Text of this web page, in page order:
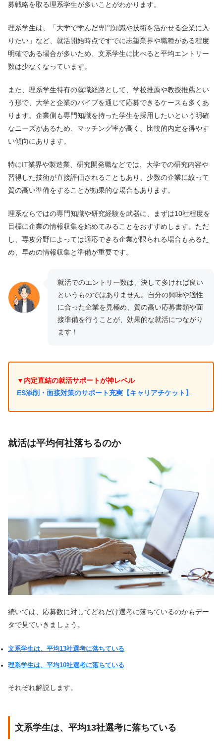
募戦略を取る理系学生が多いことがわかります。
理系学生は、「大学で学んだ専門知識や技術を活かせる企業に入
りたい」など、就活開始時点ですでに志望業界や職種がある程度
明確である場合が多いため、文系学生に比べると平均エントリー
数は少なくなっています。
また、理系学生特有の就職経路として、学校推薦や教授推薦とい
う形で、大学と企業のパイプを通じて応募できるケースも多くあ
ります。企業側も専門知識を持った学生を採用したいという明確
なニーズがあるため、マッチング率が高く、比較的内定を得やす
い傾向にあります。
特にIT業界や製造業、研究開発職などでは、大学での研究内容や
習得した技術が直接評価されることもあり、少数の企業に絞って
質の高い準備をすることが効果的な場合もあります。
理系ならではの専門知識や研究経験を武器に、まずは10社程度を
目標に企業の情報収集を始めてみることをおすすめします。ただ
し、専攻分野によっては適応できる企業が限られる場合もあるた
め、早めの情報収集と準備が重要です。
就活でのエントリー数は、決して多ければ良い
というものではありません。自分の興味や適性
に合った企業を見極め、質の高い応募書類や面
接準備を行うことが、効果的な就活につながり
ます！
▼内定直結の就活サポートが神レベル
ES添削・面接対策のサポート充実【キャリアチケット】
就活は平均何社落ちるのか
続いては、応募数に対してどれだけ選考に落ちているのかもデー
タで見ていきましょう。
文系学生は、平均13社選考に落ちている
理系学生は、平均10社選考に落ちている
それぞれ解説します。
文系学生は、平均13社選考に落ちている